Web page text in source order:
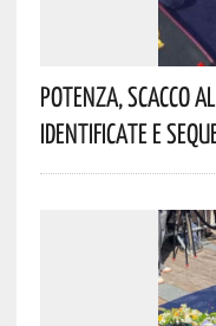
Potenza, Scacco
Identificate E